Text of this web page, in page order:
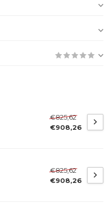
€825,62
€908,26
€825,62
€908,26